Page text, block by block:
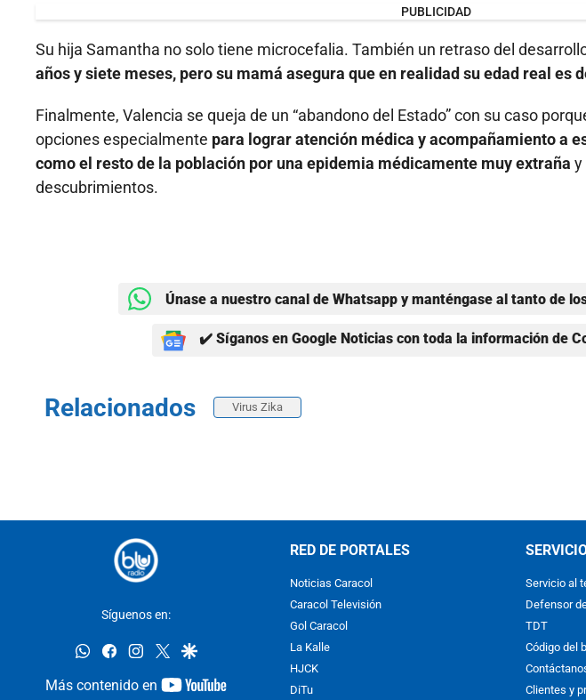
PUBLICIDAD
Su hija Samantha no solo tiene microcefalia. También un retraso del
años y siete meses, pero su mamá asegura que en realidad su edad real es
Finalmente, Valencia se queja de un “abandono del Estado” con su caso
opciones especialmente para lograr atención médica y acompañamiento a
como el resto de la población por una epidemia médicamente muy extraña y
descubrimientos.
Únase a nuestro canal de Whatsapp y manténgase al tanto de
✔️ Síganos en Google Noticias con toda la información de
Relacionados Virus Zika
Síguenos en:
whatsappfacebookinstagram
twittergoogle
Más contenido en
youtube-
RED DE PORTALES
Noticias Caracol
Caracol Televisión
Gol Caracol
La Kalle
HJCK
DiTu
Servicio al
Defensor
TDT
Código del
Clientes y